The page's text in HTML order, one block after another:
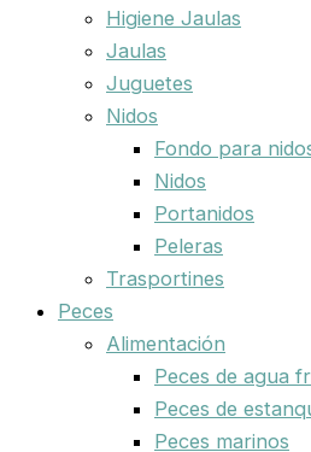
Higiene Jaulas
Jaulas
Juguetes
Nidos
Fondo para
Nidos
Portanidos
Peleras
Trasportines
Peces
Alimentación
Peces de agua
Peces de
Peces marinos